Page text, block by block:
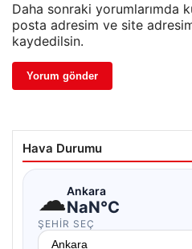
Daha sonraki yorumlarımda
posta adresim ve site
kaydedilsin.
Hava Durumu
☁Ankara
NaN°C
ŞEHIR SEÇ